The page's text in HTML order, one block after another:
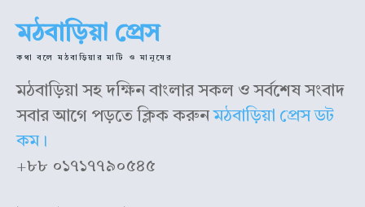
মঠবাড়িয়া প্রেস
কথা বলে মঠবাড়িয়ার মাটি ও মানুষের
মঠবাড়িয়া সহ দক্ষিন বাংলার সকল ও সর্বশেষ সংবাদ
সবার আগে পড়তে ক্লিক করুনমঠবাড়িয়া প্রেস ডট
কম।
+৮৮ ০১৭১৭৭৯০৫৪৫